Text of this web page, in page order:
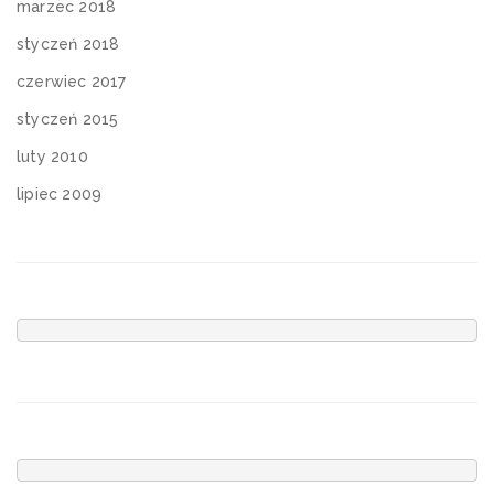
marzec 2018
styczeń 2018
czerwiec 2017
styczeń 2015
luty 2010
lipiec 2009